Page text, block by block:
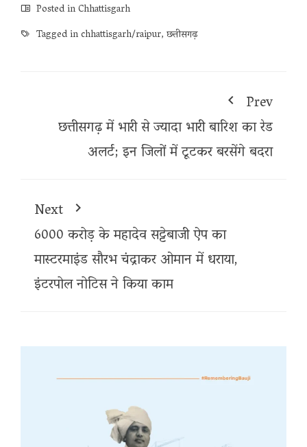
Posted inChhattisgarh
Tagged inchhattisgarh/raipur,छत्तीसगढ़
Prev
छत्तीसगढ़ में भारी से ज्यादा भारी बारिश का रेड
अलर्ट; इन जिलों में टूटकर बरसेंगे बदरा
Next
6000 करोड़ के महादेव सट्टेबाजी ऐप का
मास्टरमाइंड सौरभ चंद्राकर ओमान में धराया,
इंटरपोल नोटिस ने किया काम